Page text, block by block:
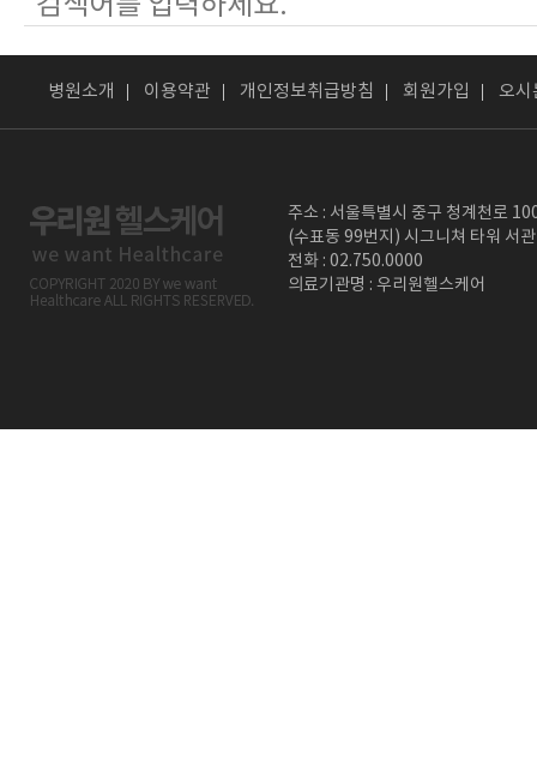
병원소개 이용약관 개인정보취급방침 회원가입 오시
주소 : 서울특별시 중구 청계천로
(수표동 99번지) 시그니쳐 타워 서
전화 : 02.750.0000
의료기관명 : 우리원헬스케어